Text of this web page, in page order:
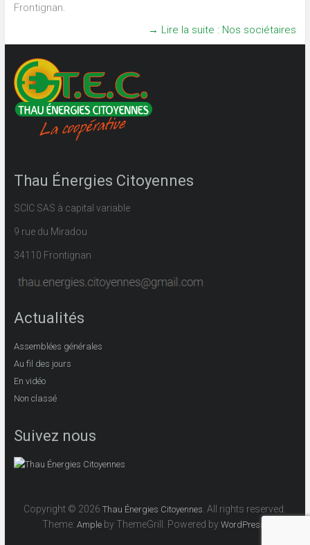
Frontignan.
→ Lire la suite : Nos sociétaires
Thau Énergies Citoyennes
SCIC SAS à capital variable
9 rue du Miradou
34110 Frontignan
Actualités
Assemblées générales
Au fil des jours
En vidéo
Non classé
Suivez nous
Copyright © 2026Thau Énergies Citoyennes . All rights reserved.
Theme:Ample by ThemeGrill. Powered byWordPress